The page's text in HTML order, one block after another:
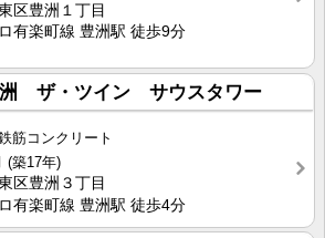
区豊洲１丁目
有楽町線 豊洲駅 徒歩9分
洲 ザ・ツイン サウスタワー
筋コンクリート
(築17年)
区豊洲３丁目
有楽町線 豊洲駅 徒歩4分